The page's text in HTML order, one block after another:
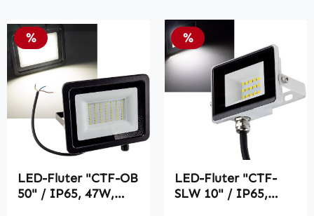
Rabatt
%
LED-Fluter "CTF-OB
50" / IP65, 47W,
Rabatt
%
LED-Fluter "CTF-
SLW 10" / IP65,